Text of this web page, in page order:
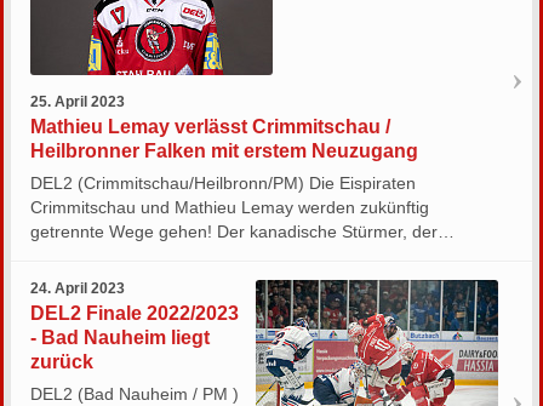
25. April 2023
Mathieu Lemay verlässt Crimmitschau /
Heilbronner Falken mit erstem Neuzugang
DEL2 (Crimmitschau/Heilbronn/PM) Die Eispiraten
Crimmitschau und Mathieu Lemay werden zukünftig
getrennte Wege gehen! Der kanadische Stürmer, der…
24. April 2023
DEL2 Finale 2022/2023
- Bad Nauheim liegt
zurück
DEL2 (Bad Nauheim / PM )